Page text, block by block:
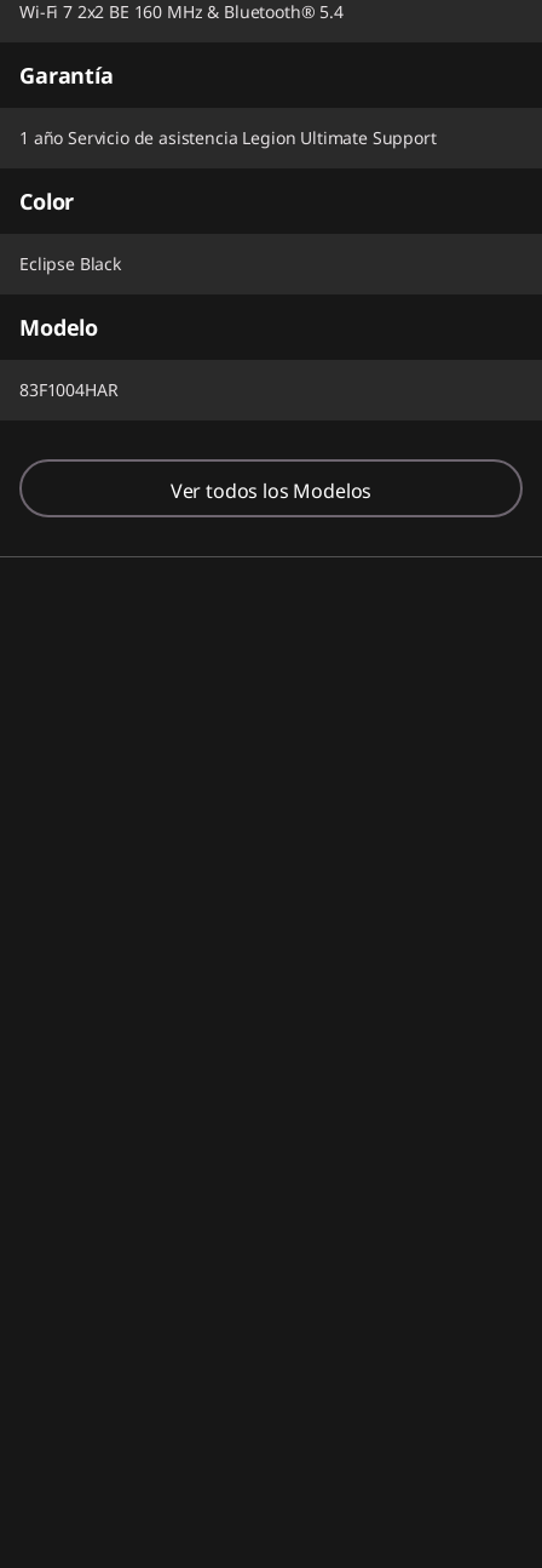
Wi-Fi 7 2x2 BE 160 MHz & Bluetooth® 5.4
Garantía
1 año Servicio de asistencia Legion Ultimate Support
Color
Eclipse Black
Modelo
83F1004HAR
Ver todos los Modelos